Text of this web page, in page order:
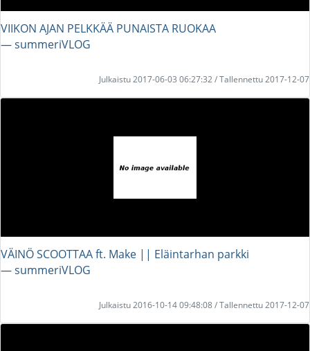
VIIKON AJAN PELKKÄÄ PUNAISTA RUOKAA
― summeriVLOG
Julkaistu 2017-06-03 06:27:32 / Tallennettu 2017-12-07
VÄINÖ SCOOTTAA ft. Make || Eläintarhan parkki
― summeriVLOG
Julkaistu 2016-10-14 09:48:08 / Tallennettu 2017-12-07